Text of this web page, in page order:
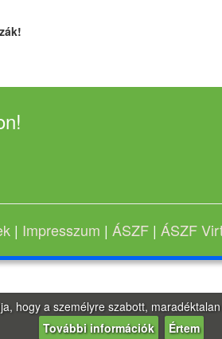
| Impresszum | ÁSZF | ÁSZF
hogy a személyre szabott,
További információk
Értem